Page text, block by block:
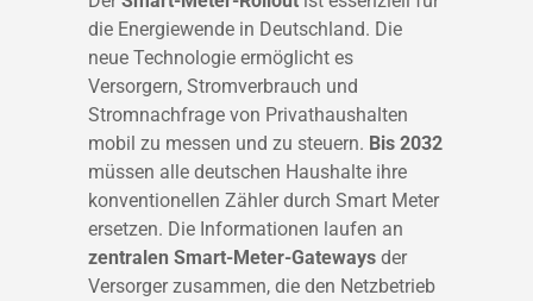
die Energiewende in Deutschland. Die
neue Technologie ermöglicht es
Versorgern, Stromverbrauch und
Stromnachfrage von Privathaushalten
mobil zu messen und zu steuern. Bis 2032
müssen alle deutschen Haushalte ihre
konventionellen Zähler durch Smart Meter
ersetzen. Die Informationen laufen an
zentralen Smart-Meter-Gateways der
Versorger zusammen, die den Netzbetrieb